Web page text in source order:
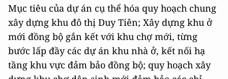
Mục tiêu của dự án cụ thể hóa quy hoạch chung
xây dựng khu đô thị Duy Tiên; Xây dựng khu ở
mới đồng bộ gắn kết với khu chợ mới, từng
bước lấp đầy các dự án khu nhà ở, kết nối hạ
tầng khu vực đảm bảo đồng bộ; quy hoạch xây